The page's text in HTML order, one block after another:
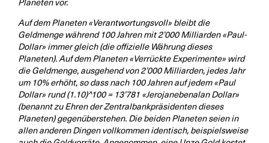
Auf dem Planeten «Verantwortungsvoll» bleibt die
Geldmenge während 100 Jahren mit 2’000 Milliarden «Paul-
Dollar» immer gleich (die offizielle Währung dieses
Planeten). Auf dem Planeten «Verrückte Experimente» wird
die Geldmenge, ausgehend von 2’000 Milliarden, jedes Jahr
um 10% erhöht, so dass nach 100 Jahren auf jedem «Paul
Dollar» rund (1.10)^100 = 13’781 «Jerojanebenalan Dollar»
(benannt zu Ehren der Zentralbankpräsidenten dieses
Planeten) gegenüberstehen. Die beiden Planeten seien in
allen anderen Dingen vollkommen identisch, beispielsweise